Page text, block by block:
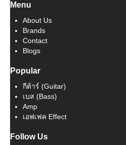
Menu
About Us
Brands
Contact
Blogs
Popular
กีต้าร์ (Guitar)
เบส (Bass)
Amp
เอฟเฟค Effect
Follow Us